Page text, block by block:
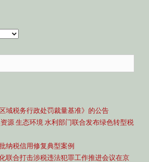
域税务行政处罚裁量基准》的公告
源 生态环境 水利部门联合发布绿色转型税
纳税信用修复典型案例
联合打击涉税违法犯罪工作推进会议在京